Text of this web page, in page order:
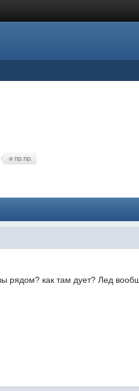
и пр.пр.
рядом? как там дует? Лед